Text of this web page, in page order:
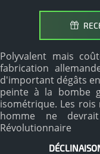
Polyvalent mais
fabrication
d'important dégâts
peinte à la bombe
isométrique. Les
homme ne
Révolutionnaire